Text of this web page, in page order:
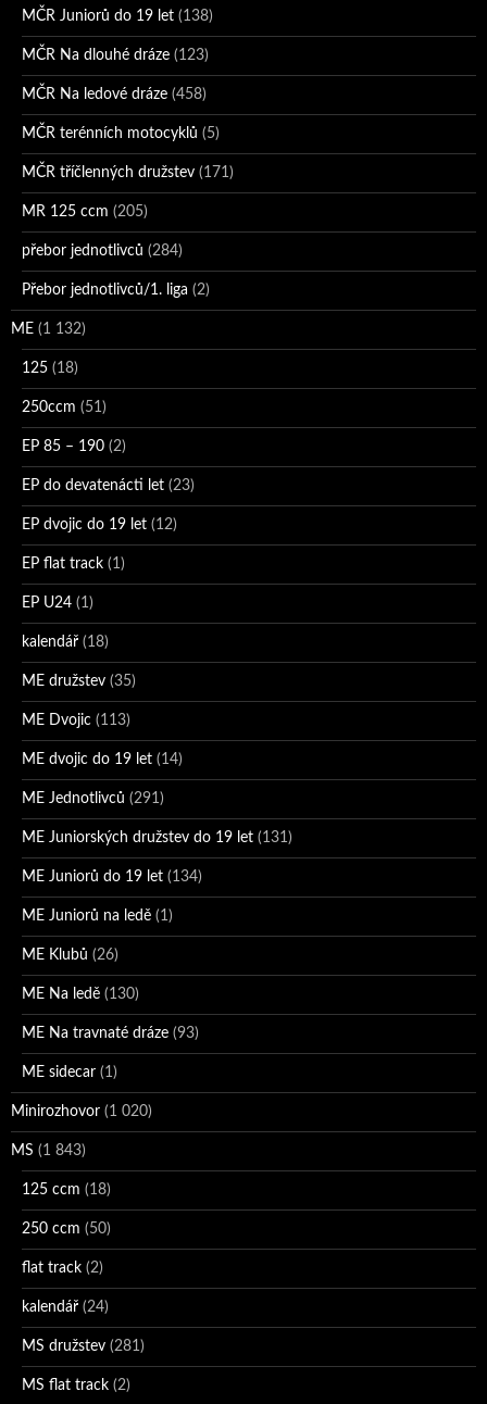
MČR Juniorů do 19 let (138)
MČR Na dlouhé dráze (123)
MČR Na ledové dráze (458)
MČR terénních motocyklů (5)
MČR tříčlenných družstev (171)
MR 125 ccm (205)
přebor jednotlivců (284)
Přebor jednotlivců/1. liga (2)
ME (1 132)
125 (18)
250ccm (51)
EP 85 – 190 (2)
EP do devatenácti let (23)
EP dvojic do 19 let (12)
EP flat track (1)
EP U24 (1)
kalendář (18)
ME družstev (35)
ME Dvojic (113)
ME dvojic do 19 let (14)
ME Jednotlivců (291)
ME Juniorských družstev do 19 let (131)
ME Juniorů do 19 let (134)
ME Juniorů na ledě (1)
ME Klubů (26)
ME Na ledě (130)
ME Na travnaté dráze (93)
ME sidecar (1)
Minirozhovor (1 020)
MS (1 843)
125 ccm (18)
250 ccm (50)
flat track (2)
kalendář (24)
MS družstev (281)
MS flat track (2)